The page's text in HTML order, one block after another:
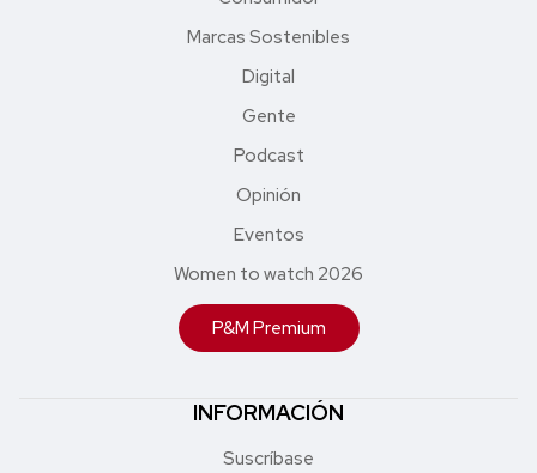
Marcas Sostenibles
Digital
Gente
Podcast
Opinión
Eventos
Women to watch 2026
P&M Premium
INFORMACIÓN
Suscríbase